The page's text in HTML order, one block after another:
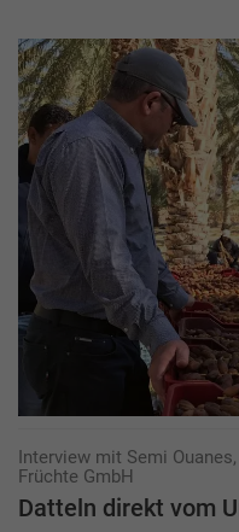
Interview mit Semi
Früchte GmbH
Datteln direkt vom